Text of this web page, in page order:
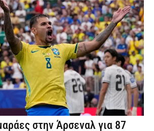
στην Άρσεναλ για 87